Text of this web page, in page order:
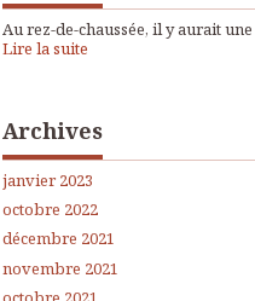
Au rez-de-chaussée, il y aurait
Lire la suite
Archives
janvier 2023
octobre 2022
décembre 2021
novembre 2021